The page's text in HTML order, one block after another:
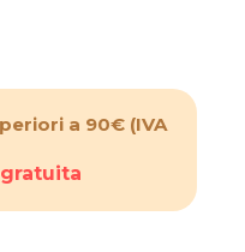
a 90€ (IVA